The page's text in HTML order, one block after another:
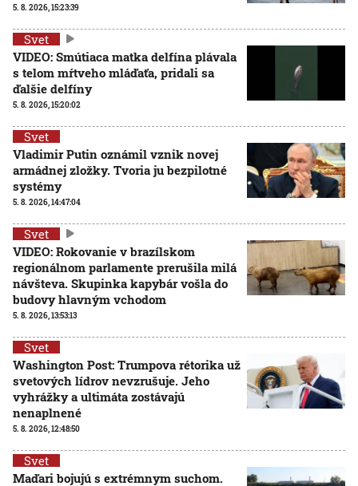
5. 8. 2026, 15:23:39
Svet
VIDEO: Smútiaca matka delfína plávala
s telom mŕtveho mláďaťa, pridali sa
ďalšie delfíny
5. 8. 2026, 15:20:02
Svet
Vladimir Putin oznámil vznik novej
armádnej zložky. Tvoria ju bezpilotné
systémy
5. 8. 2026, 14:47:04
Svet
VIDEO: Rokovanie v brazílskom
regionálnom parlamente prerušila milá
návšteva. Skupinka kapybár vošla do
budovy hlavným vchodom
5. 8. 2026, 13:53:13
Svet
Washington Post: Trumpova rétorika už
svetových lídrov nevzrušuje. Jeho
vyhrážky a ultimáta zostávajú
nenaplnené
5. 8. 2026, 12:48:50
Svet
Maďari bojujú s extrémnym suchom.